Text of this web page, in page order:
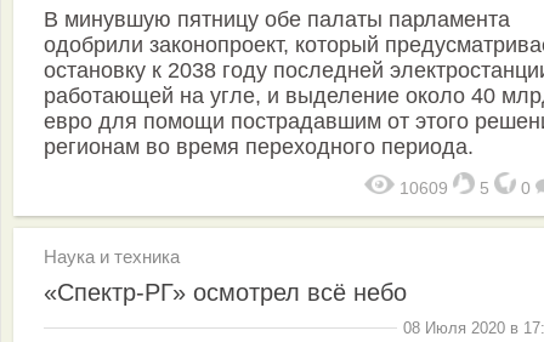
В минувшую пятницу обе палаты парламента
одобрили законопроект, который
остановку к 2038 году последней
работающей на угле, и выделение около 40
евро для помощи пострадавшим от этого
регионам во время переходного периода.
10609 5 0
Наука и техника
«Спектр-РГ» осмотрел всё небо
08 Июля 2020 в